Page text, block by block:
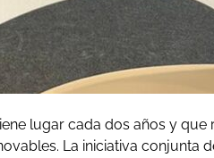
lugar cada dos años y
La iniciativa conjunta